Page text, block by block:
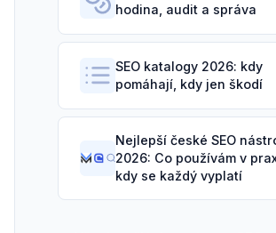
hodina, audit a správa
SEO katalogy 2026: kdy
pomáhají, kdy jen škodí
Nejlepší české SEO
2026: Co používám v
kdy se každý vyplatí